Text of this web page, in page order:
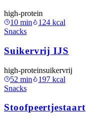
high-protein
10 min 124 kcal
Snacks
Suikervrij IJS
high-proteinsuikervrij
52 min 197 kcal
Snacks
Stoofpeertjestaart